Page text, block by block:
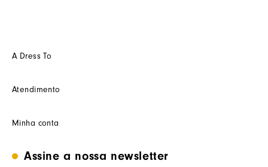
A Dress To
Futuro
Seja um(a) cliente multimarca
Trabalhe conosco
Atendimento
Como trocar
Segurança e privacidade
Minha conta
Meus pedidos
Assine a nossa newsletter